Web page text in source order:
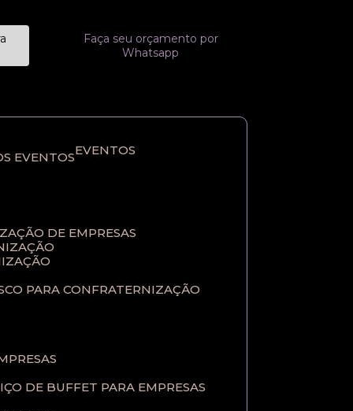
Faça seu orçamento por
Whatsapp
EVENTOS
EVENTOS
DE EMPRESAS
PARA CONFRATERNIZAÇÃO
DE BUFFET PARA EMPRESAS